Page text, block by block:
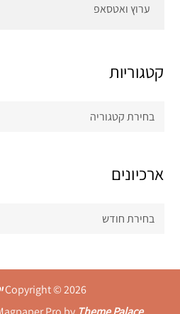
ערוץ ואטסאפ
קטגוריות
ארכיונים
Copyright © 2026